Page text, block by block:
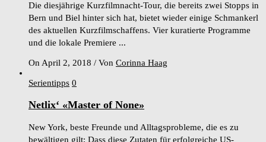
Die diesjährige Kurzfilmnacht-Tour, die bereits zwei Stopps in
Bern und Biel hinter sich hat, bietet wieder einige Schmankerl
des aktuellen Kurzfilmschaffens. Vier kuratierte Programme
und die lokale Premiere ...
On April 2, 2018 / Von Corinna Haag
Serientipps 0
Netlix‘ «Master of None»
New York, beste Freunde und Alltagsprobleme, die es zu
bewältigen gilt: Dass diese Zutaten für erfolgreiche US-